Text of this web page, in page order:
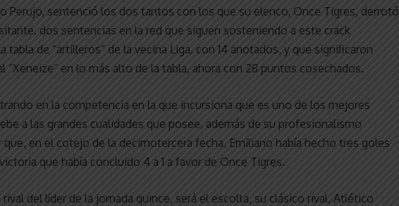
Perujo, sentenció los dos tantos con los que su elenco, Once Tigres, derrotó
dos sentencias en la red que siguen sosteniendo a este crack
de “artilleros” de la vecina Liga, con 14 anotados, y que significaron
en lo más alto de la tabla, ahora con 28 puntos cosechados.
en la competencia en la que incursiona que es uno de los mejores
a las grandes cualidades que posee, además de su profesionalismo
en el cotejo de la decimotercera fecha, Emiliano había hecho tres goles
que había concluido 4 a 1 a favor de Once Tigres.
del líder de la jornada quince, será el escolta, su clásico rival, Atlético